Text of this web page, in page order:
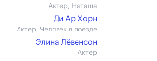
Актер, Наташа
Ди Ар Хорн
Актер, Человек в поезде
Элина Лёвенсон
Актер